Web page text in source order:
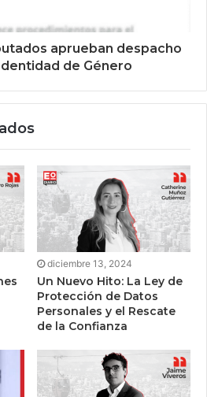
aprueban despacho
de Género
diciembre 13, 2024
Un Nuevo Hito: La Ley de
Protección de Datos
Personales y el Rescate
de la Confianza